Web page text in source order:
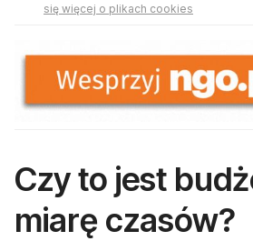
się więcej o plikach cookies
Czy to jest
miarę czasów?